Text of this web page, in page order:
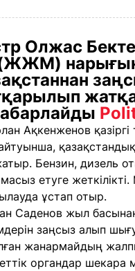
Олжас
Ақкенженов
Бензин, дизель
етуге
ұстап отыр.
Саденов жыл
заңсыз алып
жанармайдың
органдар